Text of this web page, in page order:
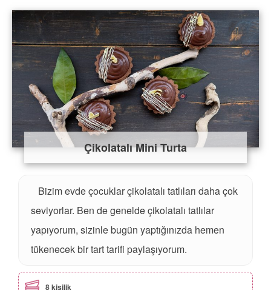
Çikolatalı Mini Turta
Bizim evde çocuklar çikolatalı tatlıları daha çok
seviyorlar. Ben de genelde çikolatalı tatlılar
yapıyorum, sizinle bugün yaptığınızda hemen
tükenecek bir tart tarifi paylaşıyorum.
8 kişilik